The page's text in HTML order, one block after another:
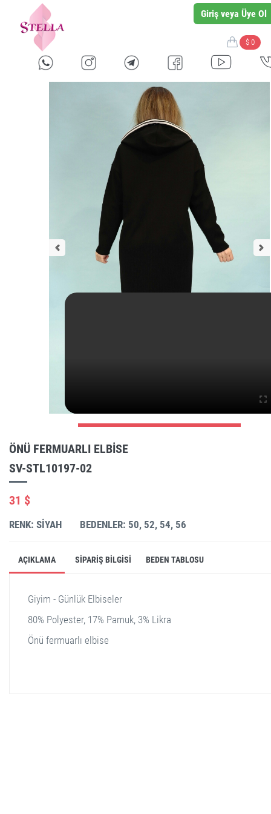
Giriş veya Üye Ol
$ 0
ÖNÜ FERMUARLI ELBISE
SV-STL10197-02
31 $
RENK: SIYAH BEDENLER: 50, 52, 54, 56
AÇIKLAMA SIPARIŞ BILGISI BEDEN TABLOSU
Giyim - Günlük Elbiseler
80% Polyester, 17% Pamuk, 3% Likra
Önü fermuarlı elbise